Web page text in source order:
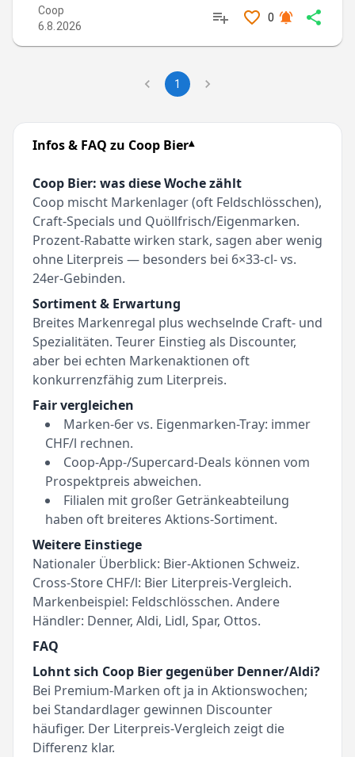
Coop
6.8.2026
0
1
Infos & FAQ zu Coop Bier
Coop Bier: was diese Woche zählt
Coop mischt Markenlager (oft Feldschlösschen),
Craft-Specials und Quöllfrisch/Eigenmarken.
Prozent-Rabatte wirken stark, sagen aber wenig
ohne Literpreis — besonders bei 6×33‑cl- vs.
24er-Gebinden.
Sortiment & Erwartung
Breites Markenregal plus wechselnde Craft- und
Spezialitäten. Teurer Einstieg als Discounter,
aber bei echten Markenaktionen oft
konkurrenzfähig zum Literpreis.
Fair vergleichen
Marken-6er vs. Eigenmarken-Tray: immer
CHF/l rechnen.
Coop-App-/Supercard-Deals können vom
Prospektpreis abweichen.
Filialen mit großer Getränkeabteilung
haben oft breiteres Aktions-Sortiment.
Weitere Einstiege
Nationaler Überblick: Bier-Aktionen Schweiz.
Cross-Store CHF/l: Bier Literpreis-Vergleich.
Markenbeispiel: Feldschlösschen. Andere
Händler: Denner, Aldi, Lidl, Spar, Ottos.
FAQ
Lohnt sich Coop Bier gegenüber Denner/Aldi?
Bei Premium-Marken oft ja in Aktionswochen;
bei Standardlager gewinnen Discounter
häufiger. Der Literpreis-Vergleich zeigt die
Differenz klar.